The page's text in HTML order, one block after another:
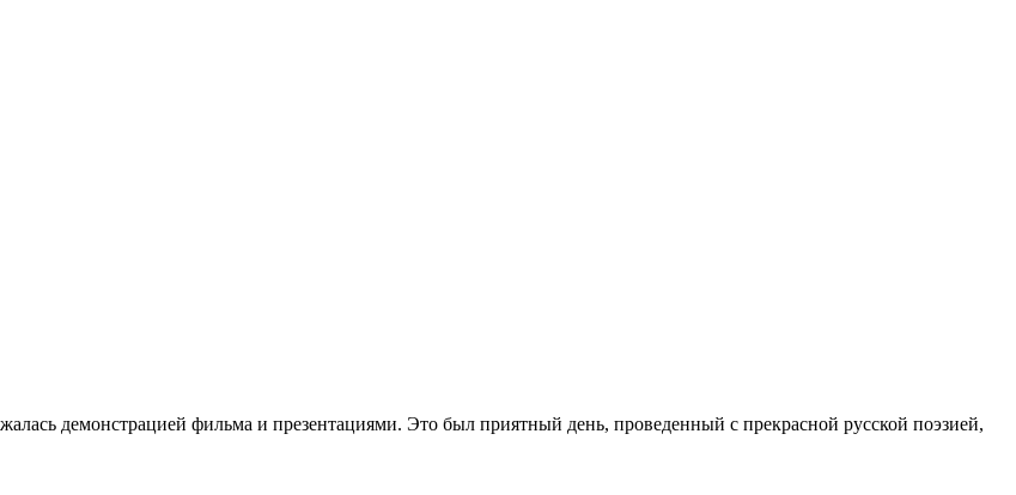
демонстрацией фильма и презентациями. Это был приятный день, проведенный с прекрасной русской поэзией,